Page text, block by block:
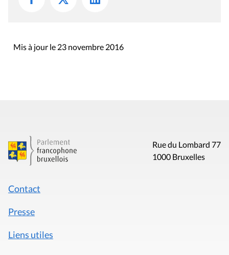
Mis à jour le 23 novembre 2016
Rue du Lombard 77
1000 Bruxelles
Contact
Presse
Liens utiles